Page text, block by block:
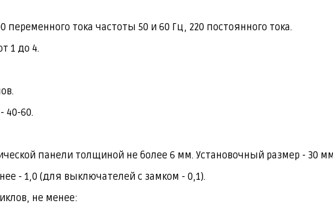
тока частоты 50 и 60 Гц, 220 постоянного тока.
1 до 4.
40-60.
панели толщиной не более 6 мм. Установочный размер - 30
- 1,0 (для выключателей с замком - 0,1).
не менее: